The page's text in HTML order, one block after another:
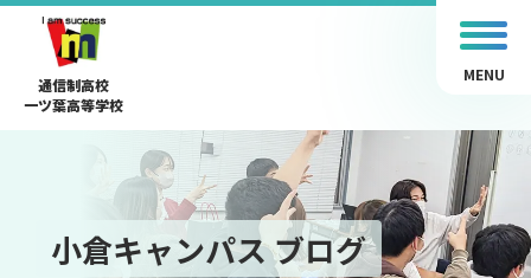
通信制高校
一ツ葉高等学校
MENU
小倉キャンパス ブログ